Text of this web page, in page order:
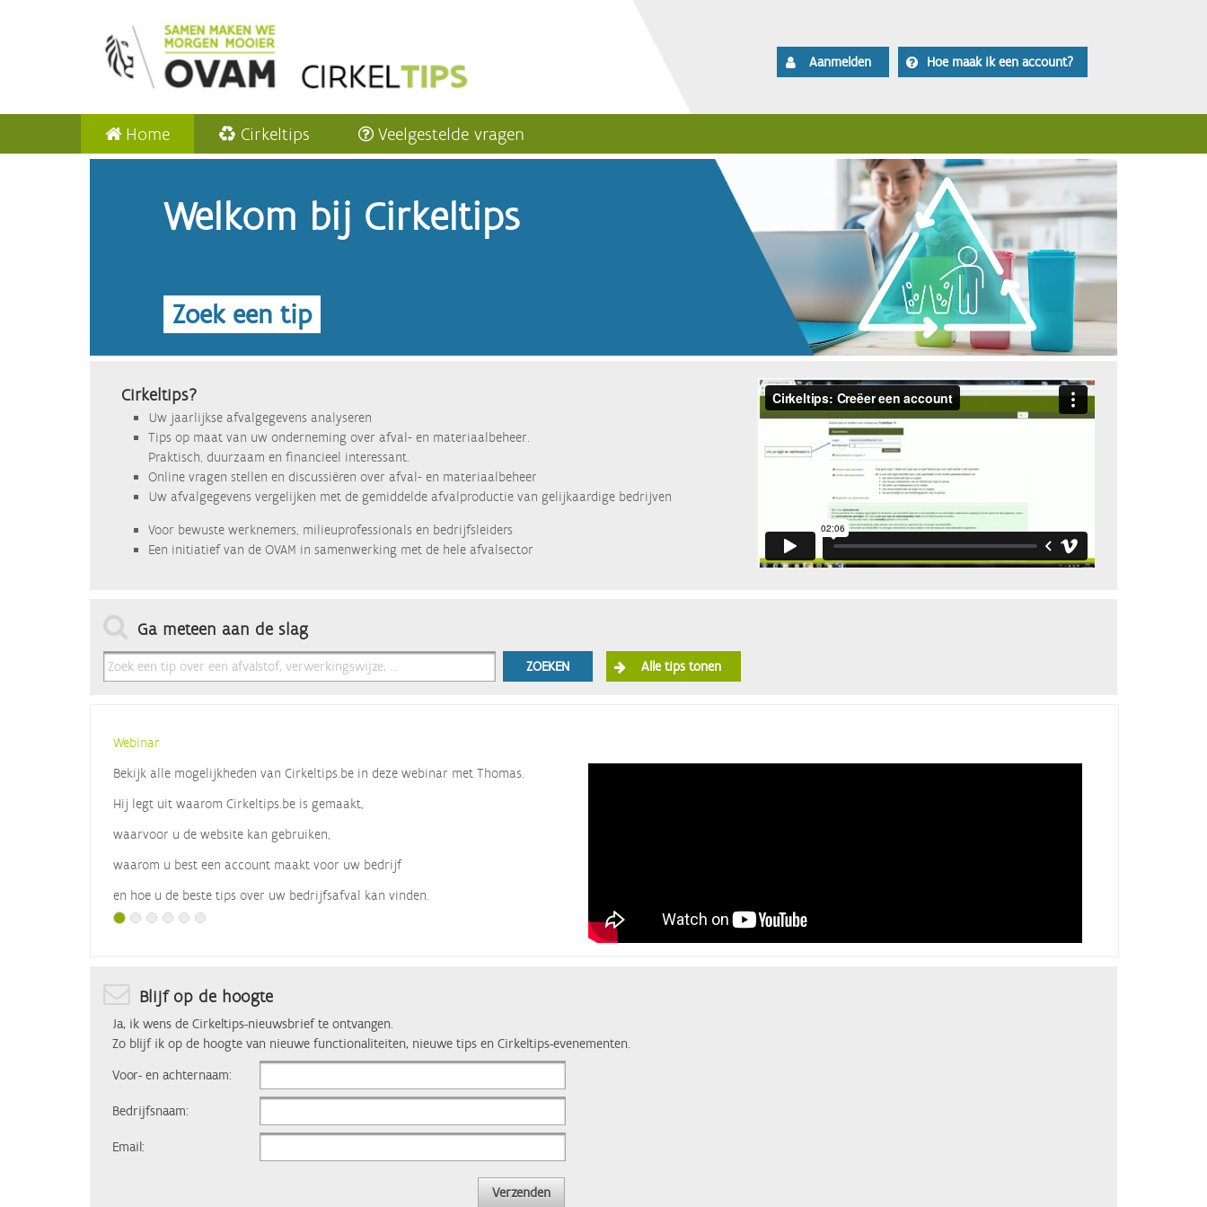
Aanmelden Hoe maak ik een account?
Home Cirkeltips Veelgestelde vragen
Welkom bij Cirkeltips
Zoek een tip
Cirkeltips?
Uw jaarlijkse afvalgegevens analyseren
Tips op maat van uw onderneming over afval- en materiaalbeheer.
Praktisch, duurzaam en financieel interessant.
Online vragen stellen en discussiëren over afval- en materiaalbeheer
Uw afvalgegevens vergelijken met de gemiddelde afvalproductie van gelijkaardige bedrijven
Voor bewuste werknemers, milieuprofessionals en bedrijfsleiders
Een initiatief van de OVAM in samenwerking met de hele afvalsector
Ga meteen aan de slag
ZOEKEN Alle tips tonen
Webinar
Bekijk alle mogelijkheden van Cirkeltips.be in deze webinar met Thomas.
Hij legt uit waarom Cirkeltips.be is gemaakt,
waarvoor u de website kan gebruiken,
waarom u best een account maakt voor uw bedrijf
en hoe u de beste tips over uw bedrijfsafval kan vinden.
Blijf op de hoogte
Ja, ik wens de Cirkeltips-nieuwsbrief te ontvangen.
Zo blijf ik op de hoogte van nieuwe functionaliteiten, nieuwe tips en Cirkeltips-evenementen.
Voor- en achternaam:
Bedrijfsnaam:
Email:
Verzenden